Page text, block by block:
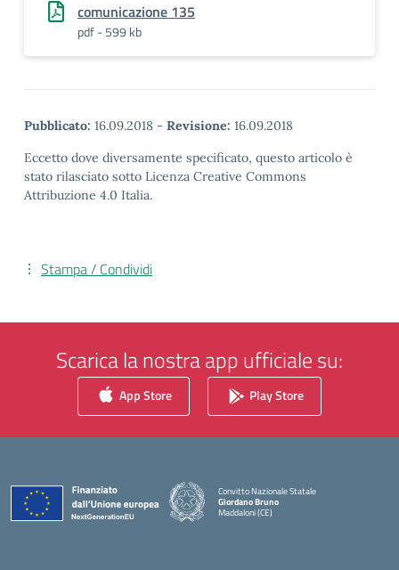
comunicazione 135
pdf - 599 kb
Pubblicato: 16.09.2018 - Revisione: 16.09.2018
Eccetto dove diversamente specificato, questo articolo è
stato rilasciato sotto Licenza Creative Commons
Attribuzione 4.0 Italia.
Stampa / Condividi
Scarica la nostra app ufficiale su:
App Store Play Store
Convitto Nazionale Statale
Giordano Bruno
Maddaloni (CE)